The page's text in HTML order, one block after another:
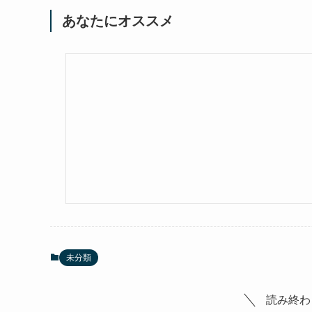
あなたにオススメ
未分類
読み終わ